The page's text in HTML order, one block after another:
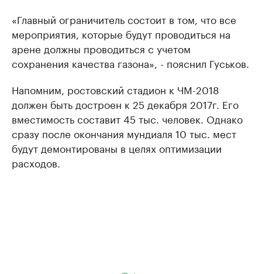
«Главный ограничитель состоит в том, что все
мероприятия, которые будут проводиться на
арене должны проводиться с учетом
сохранения качества газона», - пояснил Гуськов.
Напомним, ростовский стадион к ЧМ-2018
должен быть достроен к 25 декабря 2017г. Его
вместимость составит 45 тыс. человек. Однако
сразу после окончания мундиаля 10 тыс. мест
будут демонтированы в целях оптимизации
расходов.